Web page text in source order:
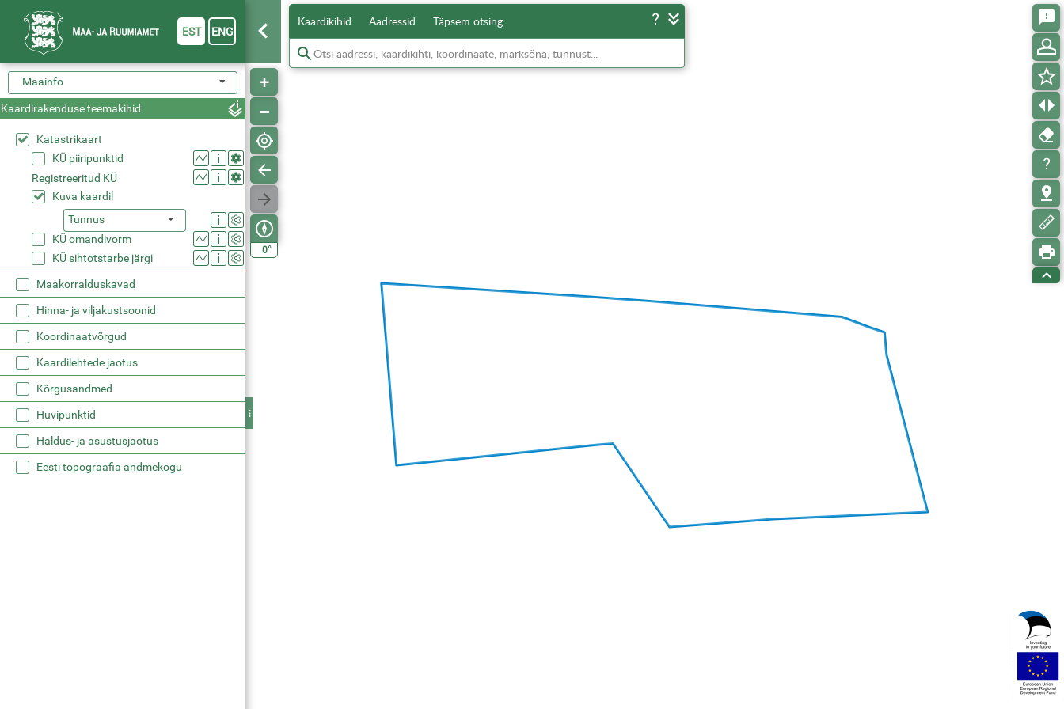
0°
Kaardikihid Aadressid Täpsem otsing
Maainfo
Kaardirakenduse teemakihid
Katastrikaart
KÜ piiripunktid
Registreeritud KÜ
Kuva kaardil
Tunnus
KÜ omandivorm
KÜ sihtotstarbe järgi
Maakorralduskavad
Hinna- ja viljakustsoonid
Koordinaatvõrgud
Kaardilehtede jaotus
Kõrgusandmed
Huvipunktid
Haldus- ja asustusjaotus
Eesti topograafia andmekogu
EST ENG